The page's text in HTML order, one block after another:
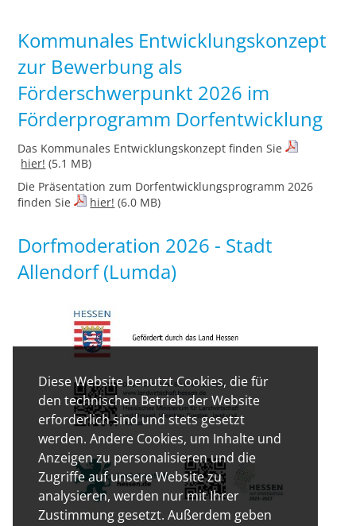
Diese Website benutzt Cookies, die für
den technischen Betrieb der Website
erforderlich sind und stets gesetzt
werden. Andere Cookies, um Inhalte und
Anzeigen zu personalisieren und die
Zugriffe auf unsere Website zu
analysieren, werden nur mit Ihrer
Zustimmung gesetzt. Außerdem geben
Kommunales Entwicklungskonzept
zur Bewerbung als
Förderschwerpunkt 2026 im
Förderprogramm Dorfentwicklung
Das Kommunales Entwicklungskonzept finden Sie
hier! (5.1 MB)
Die Präsentation zum Dorfentwicklungsprogramm 2026
finden Sie
hier! (6.0 MB)
Dorfmoderation 2026 - Stadt
Allendorf (Lumda)